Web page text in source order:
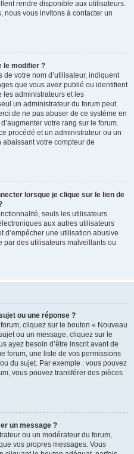
rendre disponible aux utilisateurs.
nous vous invitons à contacter un
le modifier ?
votre nom d’utilisateur, indiquent
que vous avez publié ou identifient
les administrateurs et les
un administrateur du forum peut
de ne pas abuser de ce système en
votre rang sur le forum.
procédé et un administrateur ou un
votre compteur de
lorsque je clique sur le lien de
seuls les utilisateurs
aux autres utilisateurs
d’empêcher une utilisation abusive
par des utilisateurs malveillants ou
ou une réponse ?
cliquez sur le bouton « Nouveau
ou un message, cliquez sur le
ayez besoin d’être inscrit avant de
forum, une liste de vos permissions
du sujet. Par exemple : vous pouvez
vous pouvez transférer des pièces
un message ?
ou un modérateur du forum,
vos propres messages. Vous